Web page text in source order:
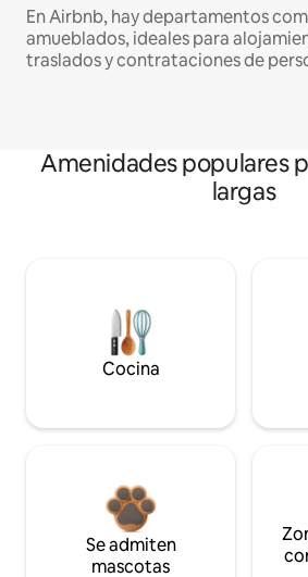
En Airbnb, hay departamentos
amueblados, ideales para
traslados y contrataciones de
Amenidades populares
largas
Cocina
Se admiten
mascotas